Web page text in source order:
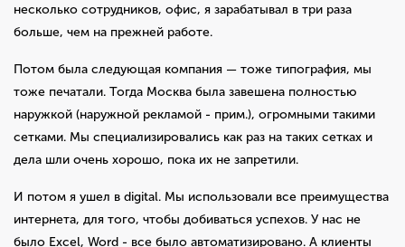
несколько сотрудников, офис, я зарабатывал в три раза
больше, чем на прежней работе.
Потом была следующая компания — тоже типография, мы
тоже печатали. Тогда Москва была завешена полностью
наружкой (наружной рекламой - прим.), огромными такими
сетками. Мы специализировались как раз на таких сетках и
дела шли очень хорошо, пока их не запретили.
И потом я ушел в digital. Мы использовали все преимущества
интернета, для того, чтобы добиваться успехов. У нас не
было Excel, Word - все было автоматизировано. А клиенты